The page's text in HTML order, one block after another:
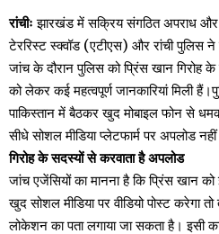
रांचीः झारखंड में सक्रिय संगठित अपराध और
टेररिस्ट स्क्वॉड (एटीएस) और रांची पुलिस
जांच के दौरान पुलिस को प्रिंस खान
को लेकर कई महत्वपूर्ण जानकारियां मिली
पाकिस्तान में बैठकर खुद मोबाइल फोन से
सीधे सोशल मीडिया प्लेटफार्म पर अपलोड
गिरोह के सदस्यों से करवाता है अपलोड
जांच एजेंसियों का मानना है कि प्रिंस खान
खुद सोशल मीडिया पर वीडियो पोस्ट करेगा
लोकेशन का पता लगाया जा सकता है। इसी